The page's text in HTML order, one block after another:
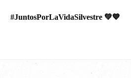
#JuntosPorLaVidaSilvestre 💚💙